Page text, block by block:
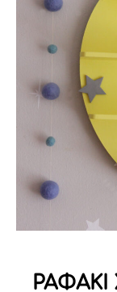
ΡΑΦΑΚΙ